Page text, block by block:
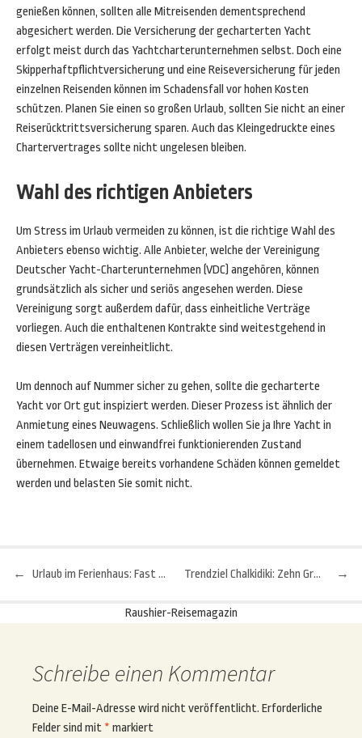
genießen können, sollten alle Mitreisenden dementsprechend
abgesichert werden. Die Versicherung der gecharterten Yacht
erfolgt meist durch das Yachtcharterunternehmen selbst. Doch eine
Skipperhaftpflichtversicherung und eine Reiseversicherung für jeden
einzelnen Reisenden können im Schadensfall vor hohen Kosten
schützen. Planen Sie einen so großen Urlaub, sollten Sie nicht an einer
Reiserücktrittsversicherung sparen. Auch das Kleingedruckte eines
Chartervertrages sollte nicht ungelesen bleiben.
Wahl des richtigen Anbieters
Um Stress im Urlaub vermeiden zu können, ist die richtige Wahl des
Anbieters ebenso wichtig. Alle Anbieter, welche der Vereinigung
Deutscher Yacht-Charterunternehmen (VDC) angehören, können
grundsätzlich als sicher und seriös angesehen werden. Diese
Vereinigung sorgt außerdem dafür, dass einheitliche Verträge
vorliegen. Auch die enthaltenen Kontrakte sind weitestgehend in
diesen Verträgen vereinheitlicht.
Um dennoch auf Nummer sicher zu gehen, sollte die gecharterte
Yacht vor Ort gut inspiziert werden. Dieser Prozess ist ähnlich der
Anmietung eines Neuwagens. Schließlich wollen Sie ja Ihre Yacht in
einem tadellosen und einwandfrei funktionierenden Zustand
übernehmen. Etwaige bereits vorhandene Schäden können gemeldet
werden und belasten Sie somit nicht.
Beitragsnavigation
← Urlaub im Ferienhaus: Fast wie zu Hause →
Trendziel Chalkidiki: Zehn Gründe, die dafür sprechen
Raushier-Reisemagazin
Schreibe einen Kommentar
Deine E-Mail-Adresse wird nicht veröffentlicht. Erforderliche
Felder sind mit * markiert